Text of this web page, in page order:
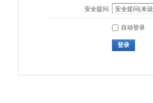
安全提问:
自动登录
登录